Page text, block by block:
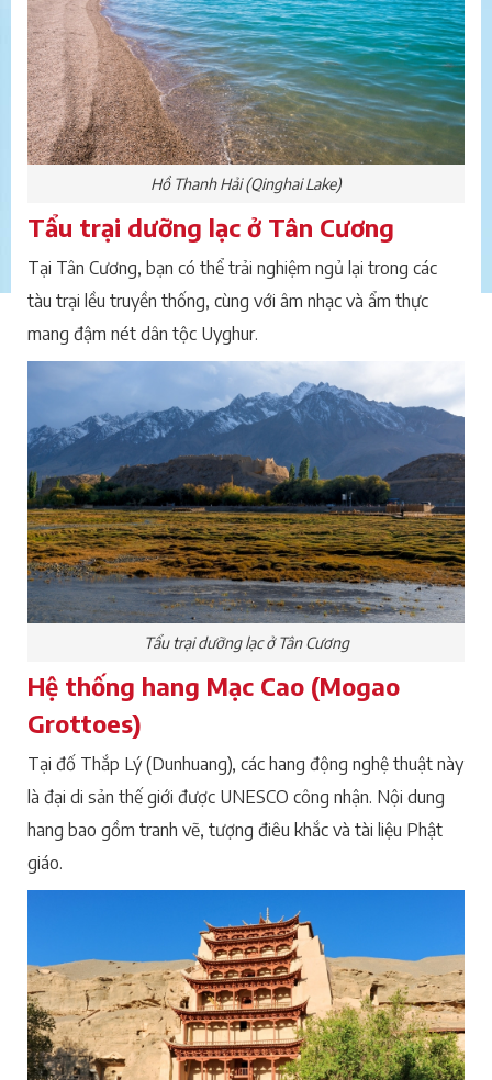
Hồ Thanh Hải (Qinghai Lake)
Tẩu trại dưỡng lạc ở Tân Cương
Tại Tân Cương, bạn có thể trải nghiệm ngủ lại trong các
tàu trại lều truyền thống, cùng với âm nhạc và ẩm thực
mang đậm nét dân tộc Uyghur.
Tẩu trại dưỡng lạc ở Tân Cương
Hệ thống hang Mạc Cao (Mogao
Grottoes)
Tại đố Thắp Lý (Dunhuang), các hang động nghệ thuật này
là đại di sản thế giới được UNESCO công nhận. Nội dung
hang bao gồm tranh vẽ, tượng điêu khắc và tài liệu Phật
giáo.